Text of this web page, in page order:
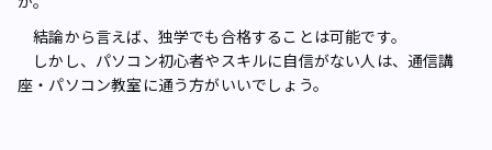
結論から言えば、独学でも合格することは可能です。
しかし、パソコン初心者やスキルに自信がない人は、通信講
座・パソコン教室に通う方がいいでしょう。